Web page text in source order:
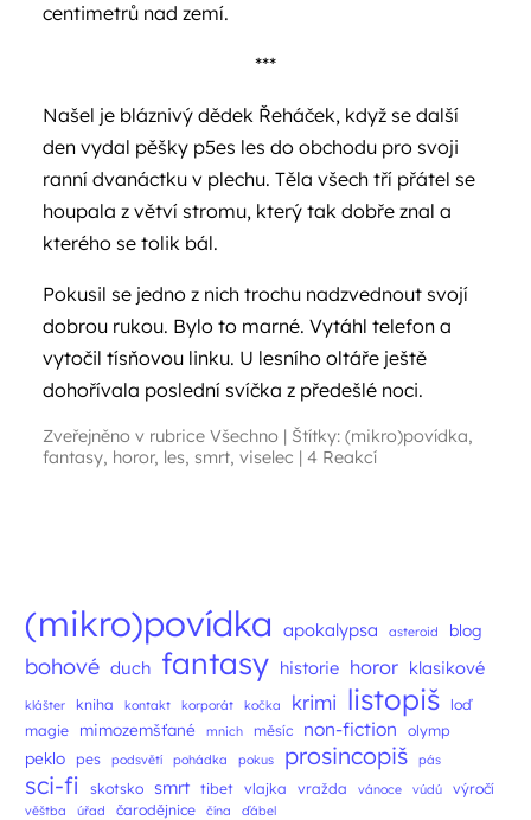
centimetrů nad zemí.
***
Našel je bláznivý dědek Řeháček, když se další
den vydal pěšky p5es les do obchodu pro svoji
ranní dvanáctku v plechu. Těla všech tří přátel se
houpala z větví stromu, který tak dobře znal a
kterého se tolik bál.
Pokusil se jedno z nich trochu nadzvednout svojí
dobrou rukou. Bylo to marné. Vytáhl telefon a
vytočil tísňovou linku. U lesního oltáře ještě
dohořívala poslední svíčka z předešlé noci.
Zveřejněno v rubrice Všechno | Štítky: (mikro)povídka,
fantasy, horor, les, smrt, viselec | 4 Reakcí
(mikro)povídka apokalypsa asteroid blog
bohové duch fantasy historie horor klasikové
klášter kniha kontakt korporát kočka krimi listopiš
loď
magie
mimozemšťané mnich měsíc non-fiction olymp
peklo pes podsvětí pohádka pokus prosincopiš pás
sci-fi skotsko smrt tibet vlajka vražda vánoce vúdú výročí
věštba úřad čarodějnice čína ďábel